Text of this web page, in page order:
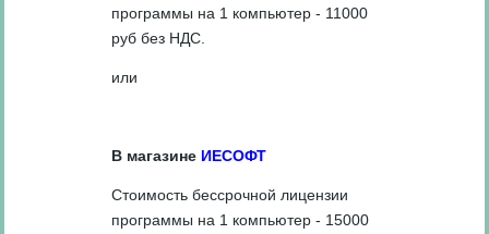
программы на 1 компьютер - 11000
руб без НДС.
или
В магазине ИЕСОФТ
Стоимость бессрочной лицензии
программы на 1 компьютер - 15000